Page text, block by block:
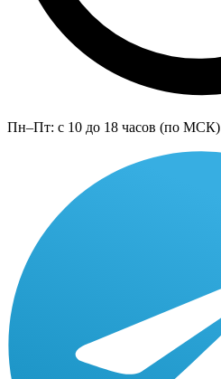
Пн–Пт: с 10 до 18 часов (по МСК)